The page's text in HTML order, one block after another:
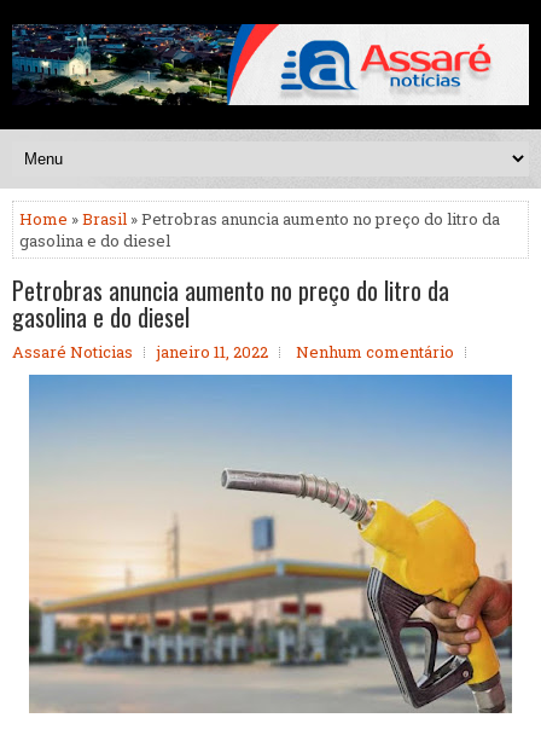
Home »Brasil » Petrobras anuncia aumento no preço do litro da
gasolina e do diesel
Petrobras anuncia aumento no preço do litro da
gasolina e do diesel
Assaré Noticias janeiro 11, 2022 Nenhum comentário